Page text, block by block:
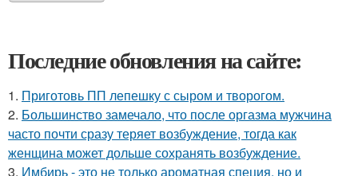
Последние обновления на сайте:
1. Приготовь ПП лепешку с сыром и творогом.
2. Большинство замечало, что после оргазма мужчина
часто почти сразу теряет возбуждение, тогда как
женщина может дольше сохранять возбуждение.
3. Имбирь - это не только ароматная специя, но и